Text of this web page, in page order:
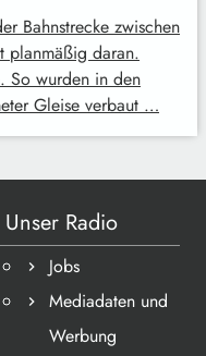
Bahnstrecke zwischen
planmäßig daran.
So wurden in den
Gleise verbaut …
Unser Radio
Jobs
Mediadaten und
Werbung